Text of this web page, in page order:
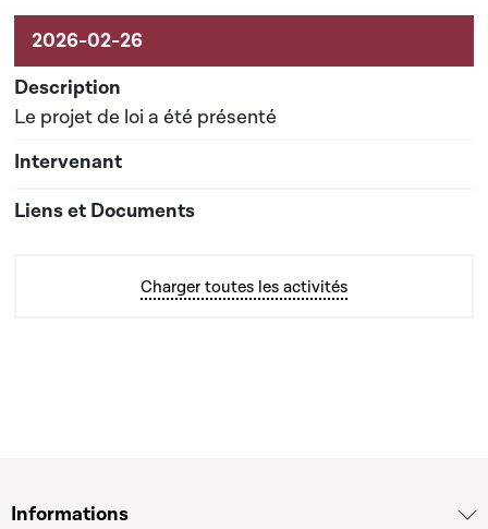
Le projet de loi a été présenté
Charger toutes les activités
Informations